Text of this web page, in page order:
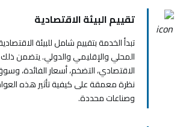
تقييم البيئة الاقتصادية
تبدأ الخدمة بتقييم شامل للبيئة
المحلي والإقليمي والدولي. يتضمن ذلك
الاقتصادي، التضخم، أسعار الفائدة،
نظرة معمقة على كيفية تأثير هذه
وصناعات محددة.